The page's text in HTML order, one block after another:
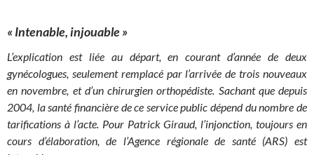
« Intenable, injouable »
L’explication est liée au départ, en courant d’année de deux
gynécologues, seulement remplacé par l’arrivée de trois nouveaux
en novembre, et d’un chirurgien orthopédiste. Sachant que depuis
2004, la santé financière de ce service public dépend du nombre de
tarifications à l’acte. Pour Patrick Giraud, l’injonction, toujours en
cours d’élaboration, de l’Agence régionale de santé (ARS) est